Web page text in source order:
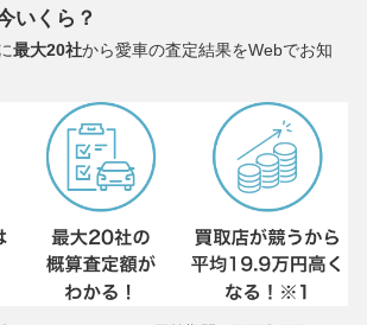
いくら？
最大20社から愛車の査定結果をWebでお知